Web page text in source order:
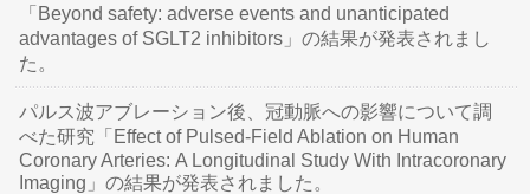
「Beyond safety: adverse events and unanticipated
advantages of SGLT2 inhibitors」の結果が発表されまし
た。
パルス波アブレーション後、冠動脈への影響について調
べた研究「Effect of Pulsed-Field Ablation on Human
Coronary Arteries: A Longitudinal Study With Intracoronary
Imaging」の結果が発表されました。